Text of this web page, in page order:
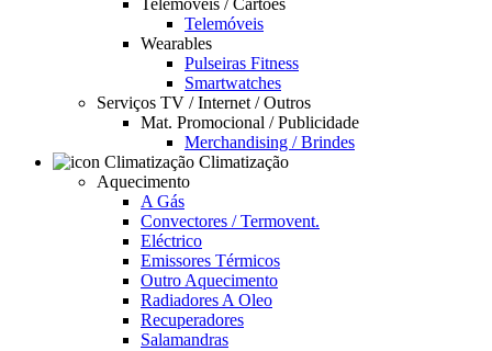
Telemóveis / Cartões
Telemóveis
Wearables
Pulseiras Fitness
Smartwatches
Serviços TV / Internet / Outros
Mat. Promocional / Publicidade
Merchandising / Brindes
Climatização
Aquecimento
A Gás
Convectores / Termovent.
Eléctrico
Emissores Térmicos
Outro Aquecimento
Radiadores A Oleo
Recuperadores
Salamandras